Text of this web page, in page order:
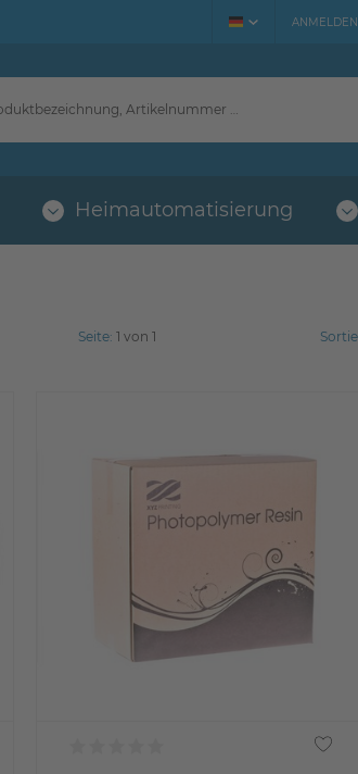
ANMELDEN
Heimautomatisierung
Seite: 1 von 1